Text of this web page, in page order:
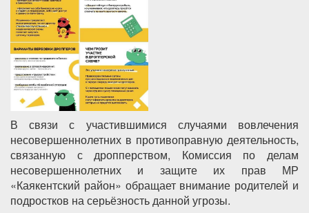
В связи с участившимися случаями вовлечения
несовершеннолетних в противоправную деятельность,
связанную с дропперством, Комиссия по делам
несовершеннолетних и защите их прав МР
«Каякентский район» обращает внимание родителей и
подростков на серьёзность данной угрозы.